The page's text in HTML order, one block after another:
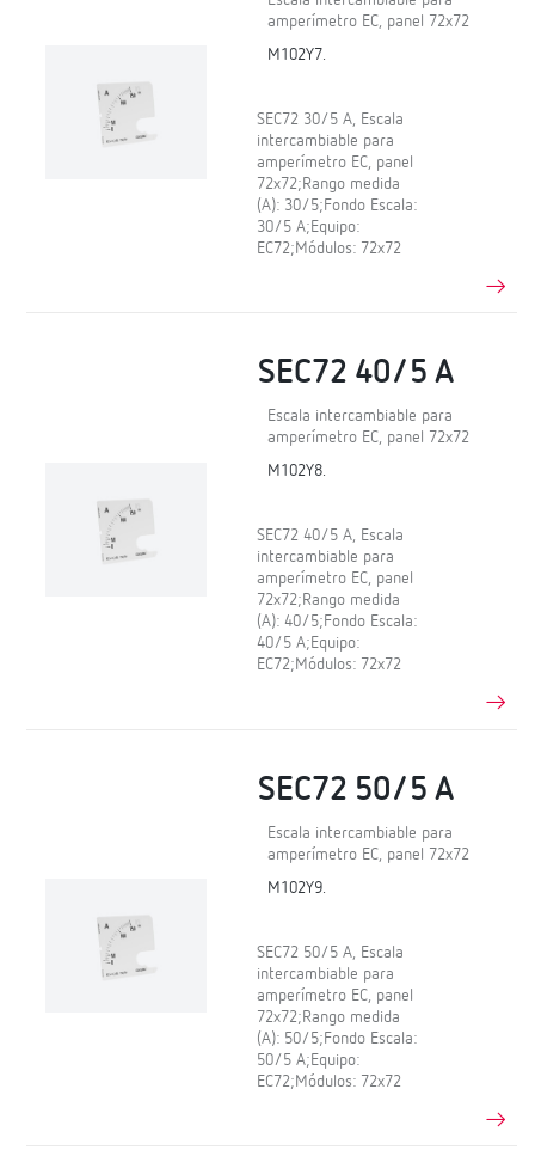
amperímetro EC, panel 72x72
M102Y7.
SEC72 30/5 A, Escala
intercambiable para
amperímetro EC, panel
72x72;Rango medida
(A): 30/5;Fondo Escala:
30/5 A;Equipo:
EC72;Módulos: 72x72
SEC72 40/5 A
Escala intercambiable para
amperímetro EC, panel 72x72
M102Y8.
SEC72 40/5 A, Escala
intercambiable para
amperímetro EC, panel
72x72;Rango medida
(A): 40/5;Fondo Escala:
40/5 A;Equipo:
EC72;Módulos: 72x72
SEC72 50/5 A
Escala intercambiable para
amperímetro EC, panel 72x72
M102Y9.
SEC72 50/5 A, Escala
intercambiable para
amperímetro EC, panel
72x72;Rango medida
(A): 50/5;Fondo Escala:
50/5 A;Equipo:
EC72;Módulos: 72x72